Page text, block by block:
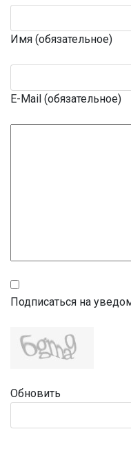
Имя (обязательное)
E-Mail (обязательное)
Подписаться на
Обновить